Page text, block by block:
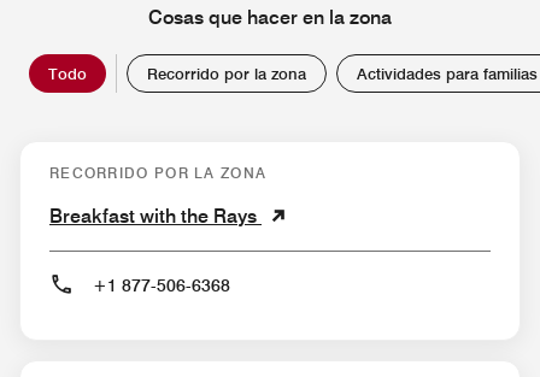
Cosas que hacer en la zona
Todo Recorrido por la zona Actividades para
RECORRIDO POR LA ZONA
Breakfast with the Rays
+1 877-506-6368